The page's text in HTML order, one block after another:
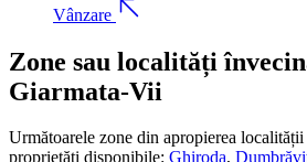
Vânzare
Zone sau localități
Giarmata-Vii
Următoarele zone din apropierea
proprietăți disponibile: Ghiroda,